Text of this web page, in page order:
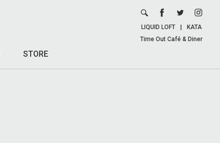
STORE
LIQUID LOFT
KATA
Time Out Café & Diner